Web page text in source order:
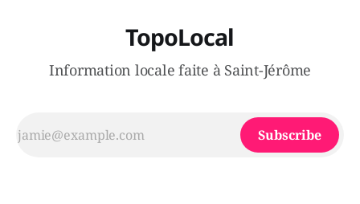
TopoLocal
Information locale faite à Saint-Jérôme
Subscribe